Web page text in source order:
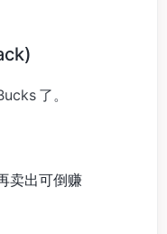
了。
卖出可倒赚